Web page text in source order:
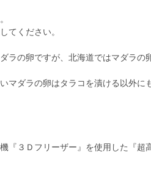
てください。
ラの卵ですが、北海道ではマダラの
マダラの卵はタラコを漬ける以外に
『３Ｄフリーザー』を使用した『超